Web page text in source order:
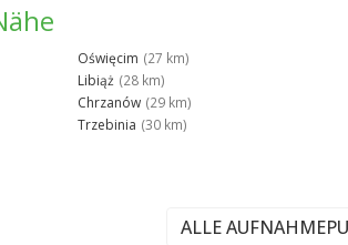
Oświęcim (27 km)
Libiąż (28 km)
Chrzanów (29 km)
Trzebinia (30 km)
ALLE